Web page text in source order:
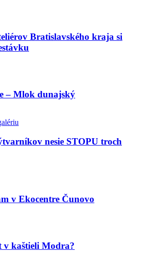
Bratislavského kraja si
– Mlok dunajský
nesie STOPU troch
v Ekocentre Čunovo
v kaštieli Modra?